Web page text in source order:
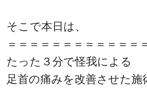
そこで本日は、
＝＝＝＝＝＝＝＝＝＝＝＝
たった３分で怪我による
足首の痛みを改善させた施